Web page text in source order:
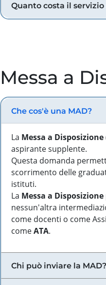
Quanto costa il servizio
Messa a
Che cos'è una MAD?
La Messa a Disposizione
aspirante supplente.
Questa domanda
scorrimento delle
istituti.
La Messa a Disposizione
nessun'altra
come docenti o come
comeATA.
Chi può inviare la MAD?